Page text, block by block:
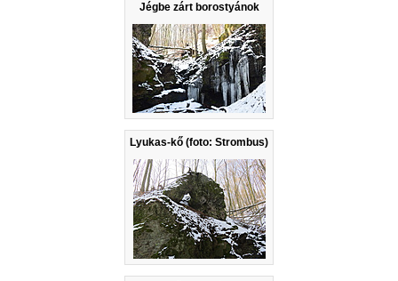
Jégbe zárt borostyánok
Lyukas-kő (foto: Strombus)